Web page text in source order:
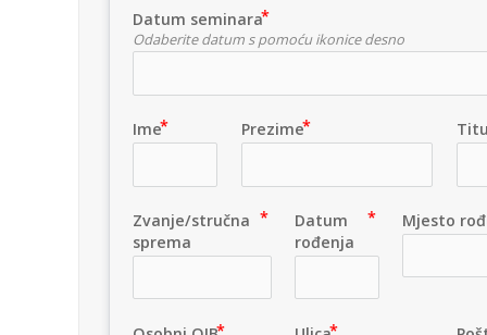
Datum seminara
Odaberite datum s pomoću ikonice desno
Ime Prezime
Zvanje/stručna
sprema
Datum
rođenja
Mjesto